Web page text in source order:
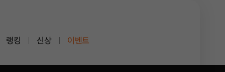
랭킹 신상 이벤트